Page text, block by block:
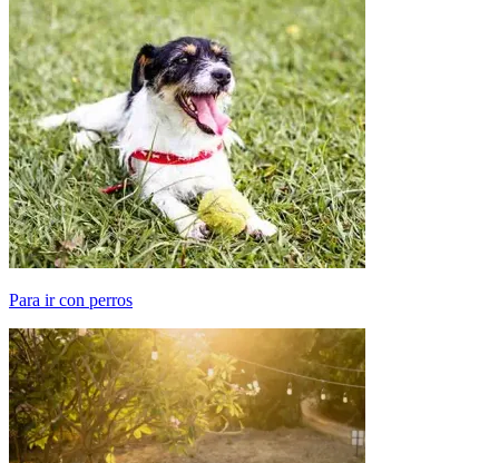
Para ir con perros